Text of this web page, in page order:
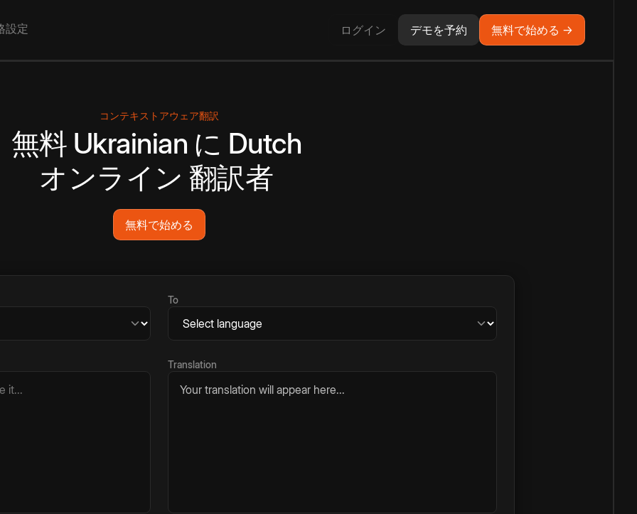
設定 ログイン デモを予約 無料で始める →
コンテキストアウェア翻訳
無料 Ukrainian に Dutch
オンライン 翻訳者
無料で始める
To
Translation
Your translation will appear here...